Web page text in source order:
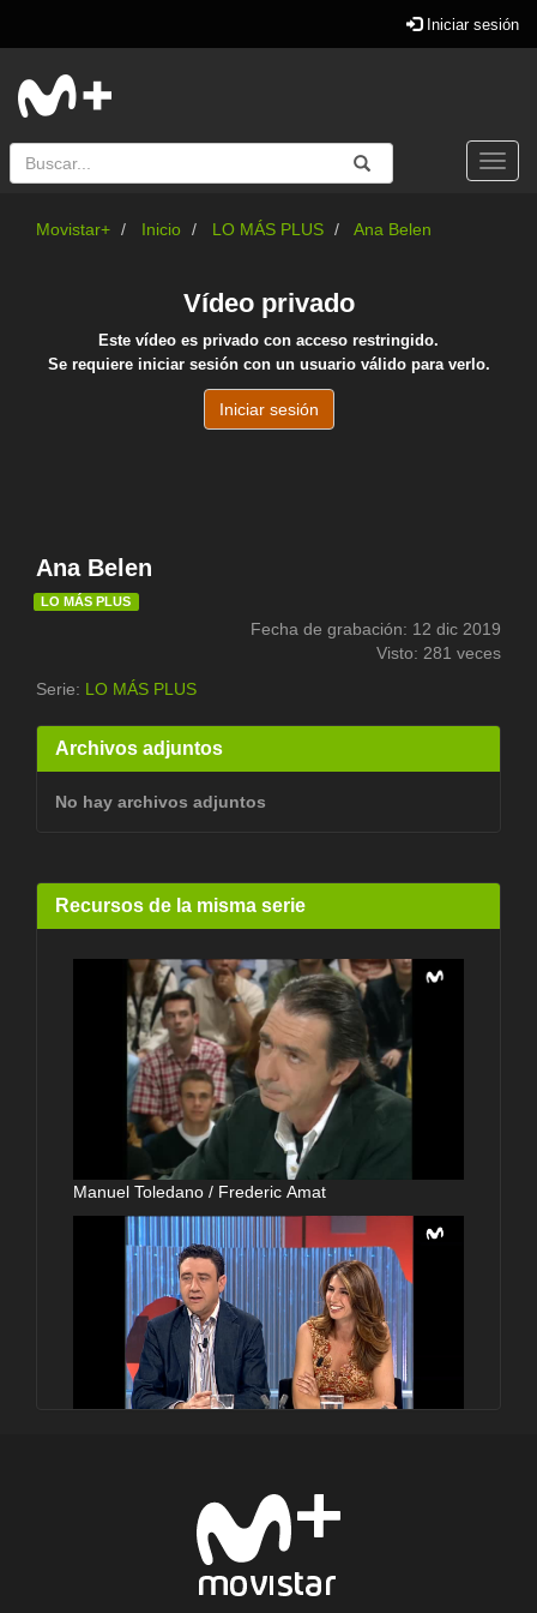
Iniciar sesión
Buscar Enviar
Buscar
Movistar+ Inicio LO MÁS PLUS Ana Belen
Ana Belen
LO MÁS PLUS
Fecha de grabación: 12 dic 2019
Visto: 281 veces
Serie: LO MÁS PLUS
Archivos adjuntos
No hay archivos adjuntos
Recursos de la misma serie
Manuel Toledano / Frederic Amat